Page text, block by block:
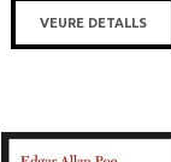
VEURE DETALLS